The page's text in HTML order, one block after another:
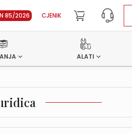
85/2026 CJENIK
ALATI